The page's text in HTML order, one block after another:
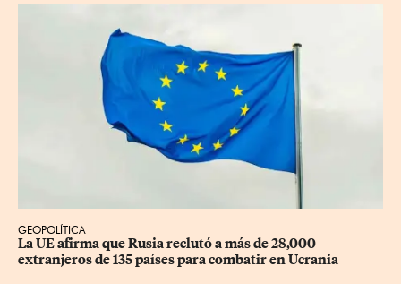
GEOPOLÍTICA
La UE afirma que Rusia reclutó a más de 28,000
extranjeros de 135 países para combatir en Ucrania